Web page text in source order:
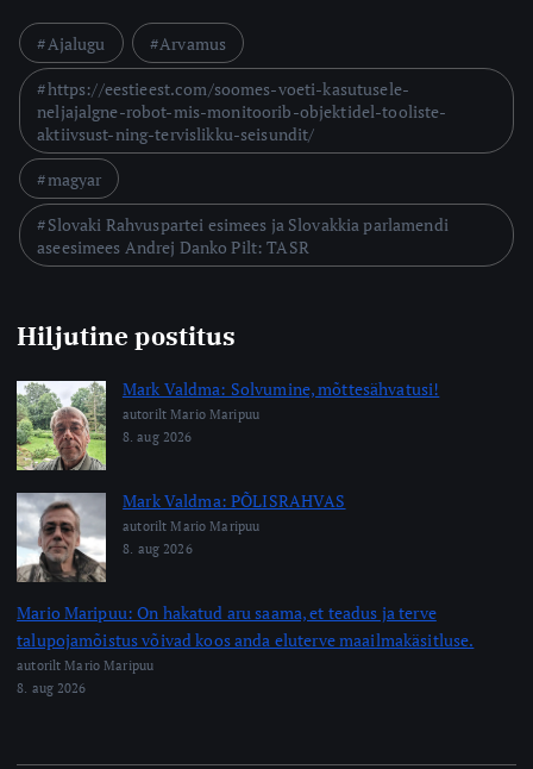
Ajalugu
Arvamus
https://eestieest.com/soomes-voeti-kasutusele-
neljajalgne-robot-mis-monitoorib-objektidel-tooliste-
aktiivsust-ning-tervislikku-seisundit/
magyar
Slovaki Rahvuspartei esimees ja Slovakkia parlamendi
aseesimees Andrej Danko Pilt: TASR
Hiljutine postitus
Mark Valdma: Solvumine, mõttesähvatusi!
autorilt Mario Maripuu
8. aug 2026
Mark Valdma: PÕLISRAHVAS
autorilt Mario Maripuu
8. aug 2026
Mario Maripuu: On hakatud aru saama, et teadus ja terve
talupojamõistus võivad koos anda eluterve maailmakäsitluse.
autorilt Mario Maripuu
8. aug 2026